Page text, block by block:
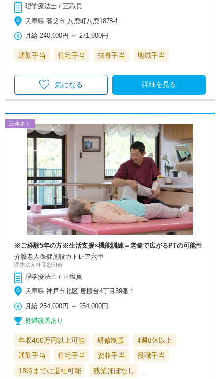
理学療法士 / 正職員
兵庫県 養父市 八鹿町八鹿1878-1
月給 240,600円 ～ 271,900円
通勤手当 住宅手当 扶養手当 地域手当
詳細を見る
気になる
記事あり
※ご経験5年の方※生活支援×機能訓練＝老健で広がるPTの可能性
介護老人保健施設カトレア六甲
医療法人社団恕和会
理学療法士 / 正職員
兵庫県 神戸市北区 唐櫃台4丁目39番１
月給 254,000円 ～ 254,000円
処遇改善あり
年収400万円以上可能 研修制度
4週8休以上
通勤手当
住宅手当 資格手当
役職手当
18時までに退社可能
残業ほぼなし